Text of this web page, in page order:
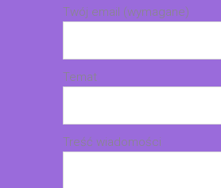
Twój email (wymagane)
Temat
Treść wiadomości